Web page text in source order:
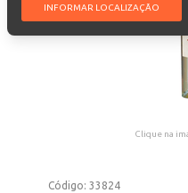
INFORMAR LOCALIZAÇÃO
Clique na
Código:33824